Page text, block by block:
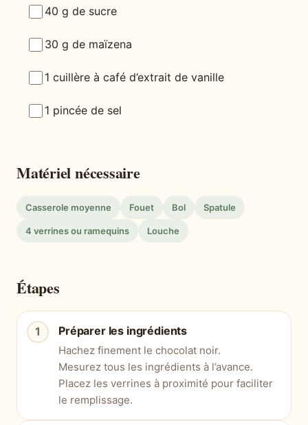
40 g de sucre
30 g de maïzena
1 cuillère à café d’extrait de vanille
1 pincée de sel
Matériel nécessaire
Casserole moyenne Fouet Bol Spatule
4 verrines ou ramequins Louche
Étapes
Préparer les ingrédients
Hachez finement le chocolat noir.
Mesurez tous les ingrédients à l’avance.
Placez les verrines à proximité pour faciliter
le remplissage.